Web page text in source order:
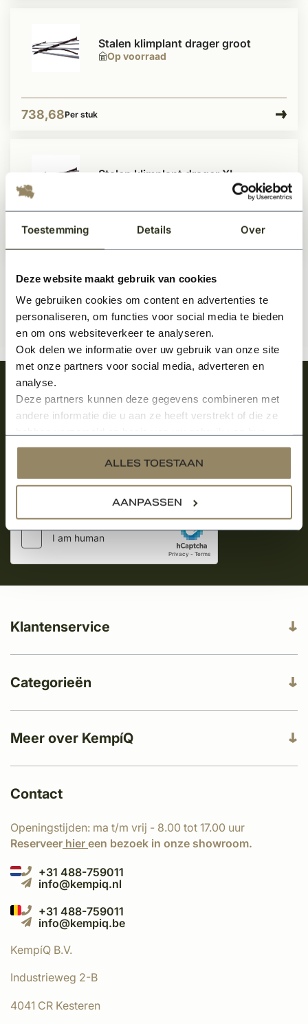
Toestemming Details Over
Deze website maakt gebruik van cookies
We gebruiken cookies om content en advertenties te
personaliseren, om functies voor social media te bieden
en om ons websiteverkeer te analyseren.
Ook delen we informatie over uw gebruik van onze site
met onze partners voor social media, adverteren en
analyse.
Deze partners kunnen deze gegevens combineren met
andere informatie die u aan ze heeft verstrekt of die ze
services.
ALLES TOESTAAN
AANPASSEN
Op voorraad
Stalen klimplant drager groot
738,68Per stuk
Stalen klimplant drager XL
739,-
Meld je aan en ontvang het laatste nieuws
over onze kempische bouwstijl!
Aanmelden voor de nieuwsbrief
Meer over KempíQ
Klantenservice
Categorieën
Contact
Openingstijden: ma t/m vrij - 8.00 tot 17.00 uur
Reserveer hier een bezoek in onze showroom.
+31 488-759011
info@kempiq.nl
+31 488-759011
info@kempiq.be
KempíQ B.V.
Industrieweg 2-B
4041 CR Kesteren